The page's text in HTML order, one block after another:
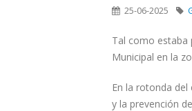
25-06-2025
Tal como estaba
Municipal en la
En la rotonda
y la prevención